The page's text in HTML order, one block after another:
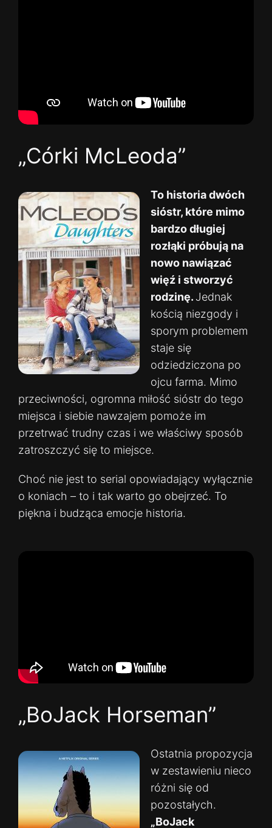
„Córki McLeoda”
To historia dwóch
sióstr, które mimo
bardzo długiej
rozłąki próbują na
nowo nawiązać
więź i stworzyć
rodzinę. Jednak
kością niezgody i
sporym problemem
staje się
odziedziczona po
ojcu farma. Mimo
przeciwności, ogromna miłość sióstr do tego
miejsca i siebie nawzajem pomoże im
przetrwać trudny czas i we właściwy sposób
zatroszczyć się to miejsce.
Choć nie jest to serial opowiadający wyłącznie
o koniach – to i tak warto go obejrzeć. To
piękna i budząca emocje historia.
„BoJack Horseman”
Ostatnia propozycja
w zestawieniu nieco
różni się od
pozostałych.
„BoJack